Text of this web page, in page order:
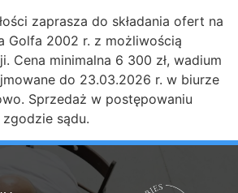
zaprasza do składania ofert na
Golfa 2002 r. z możliwością
Cena minimalna 6 300 zł, wadium
do 23.03.2026 r. w biurze
Sprzedaż w postępowaniu
sądu.